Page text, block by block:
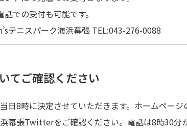
話での受付も可能です。
テニスパーク海浜幕張 TEL:043-276-0088
てご確認ください
日8時に決定させていただきます。ホームページ
幕張Twitterをご確認ください。電話は8時30分